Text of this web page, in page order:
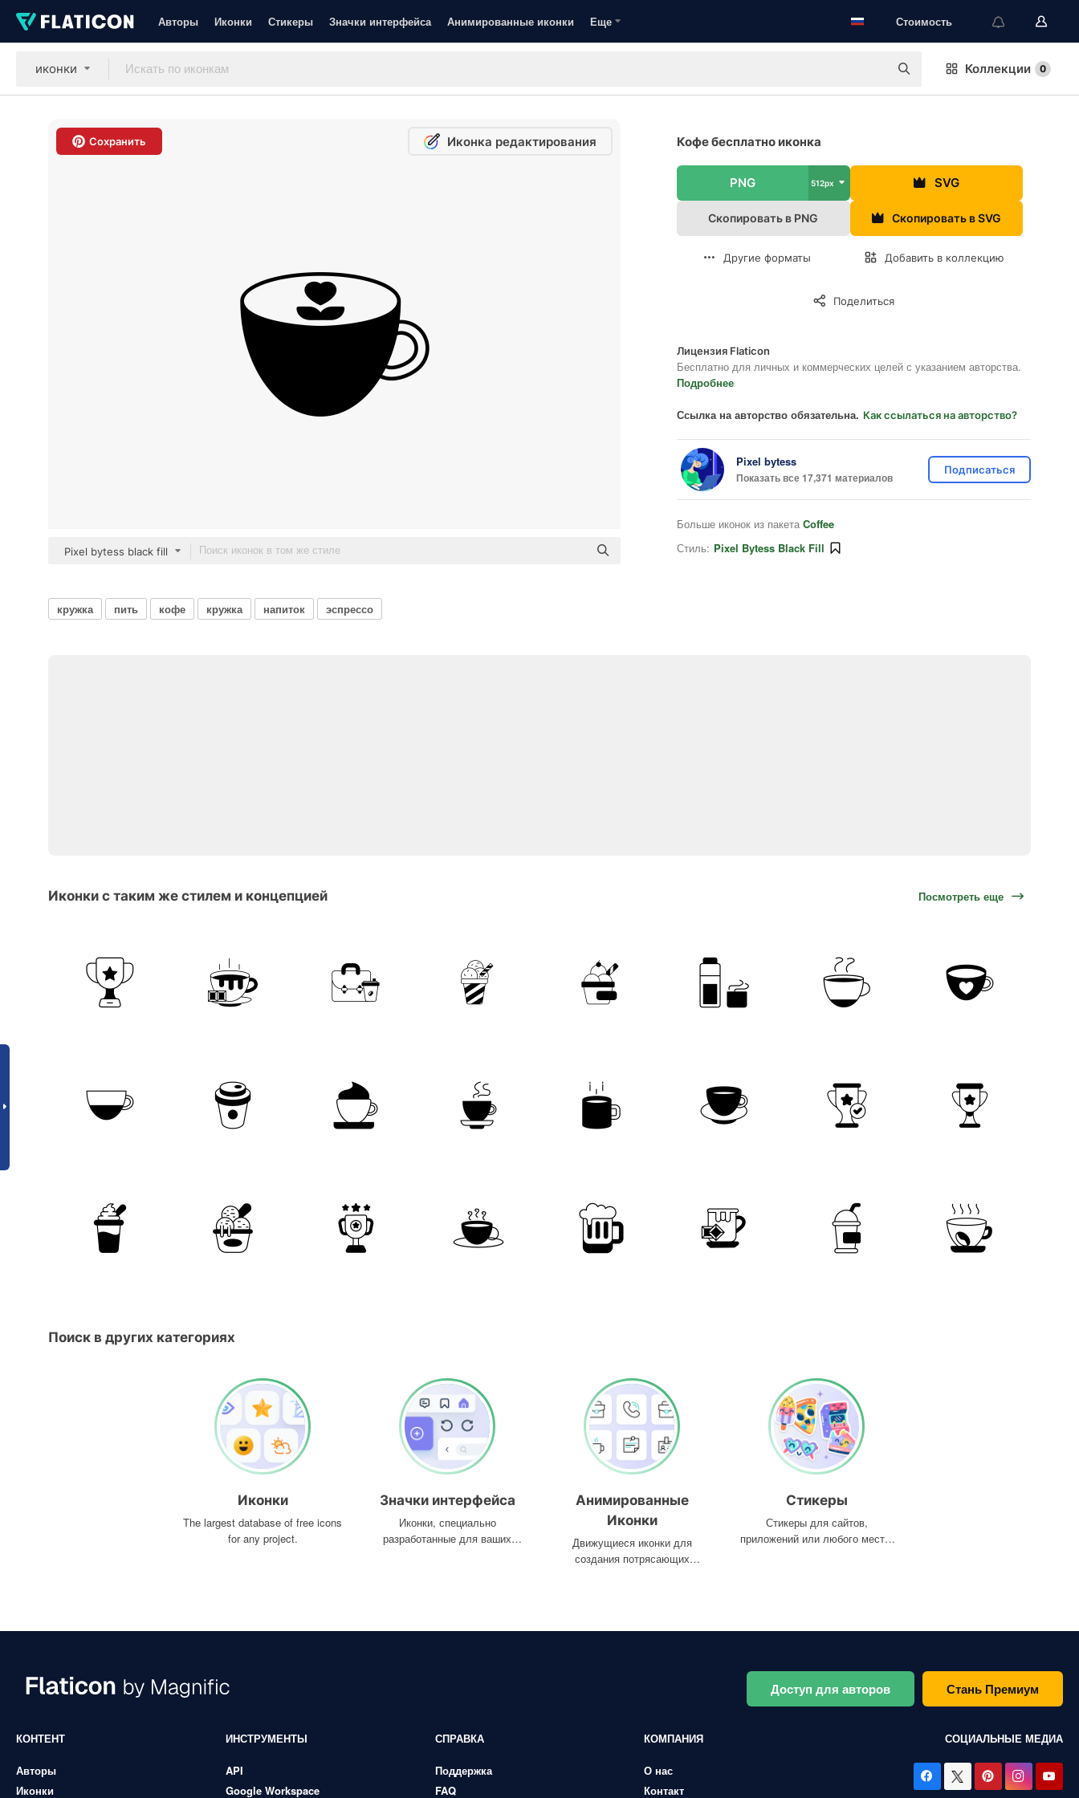
Авторы Иконки Стикеры Значки интерфейса Анимированные иконки Еще Стоимость
иконки Коллекции 0
Сохранить Иконка редактирования
Pixel bytess black fill
Кофе бесплатно иконка
PNG 512px SVG
Скопировать в PNG Скопировать в SVG
Другие форматы Добавить в коллекцию
Поделиться
Лицензия Flaticon
Бесплатно для личных и коммерческих целей с указанием авторства.
Подробнее
Ссылка на авторство обязательна. Как ссылаться на авторство?
Pixel bytess
Показать все 17,371 материалов
Подписаться
Больше иконок из пакета Coffee
Стиль: Pixel Bytess Black Fill
кружка пить кофе кружка напиток эспрессо
Иконки с таким же стилем и концепцией Посмотреть еще
Поиск в других категориях
Иконки
The largest database of free icons
for any project.
Значки интерфейса
Иконки, специально
разработанные для ваших
Анимированные
Иконки
Движущиеся иконки для
создания потрясающих
Стикеры
Стикеры для сайтов,
приложений или любого места,
Доступ для авторов Стань Премиум
КОНТЕНТ
Авторы
Иконки
ИНСТРУМЕНТЫ
API
Google Workspace
СПРАВКА
Поддержка
FAQ
КОМПАНИЯ
О нас
Контакт
СОЦИАЛЬНЫЕ МЕДИА